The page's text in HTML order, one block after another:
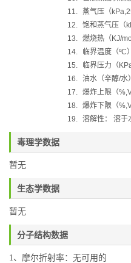
11.
蒸气压（
12. 饱和蒸气压（
13. 燃烧热（ KJ/
14.
临界温度（ºC
15.
临界压力（
16. 油水（辛醇/水
17. 爆炸上限（
18. 爆炸下限（
19. 溶解性： 溶于
毒理学数据
暂无
生态学数据
暂无
分子结构数据
1、摩尔折射率：无可用的